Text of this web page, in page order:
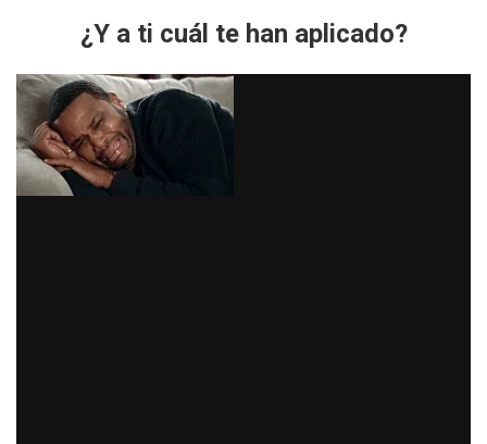
¿Y a ti cuál te han aplicado?